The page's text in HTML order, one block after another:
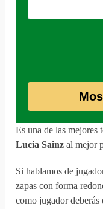
Es una de las mejores
Lucia Sainz al mejor
Si hablamos de
zapas con forma
como jugador deberás